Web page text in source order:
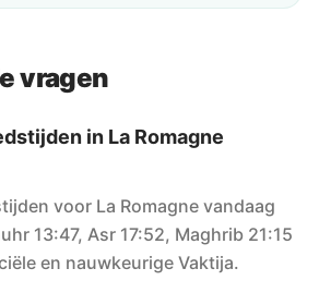
vragen
in La Romagne
voor La Romagne vandaag
13:47, Asr 17:52, Maghrib 21:15
en nauwkeurige Vaktija.